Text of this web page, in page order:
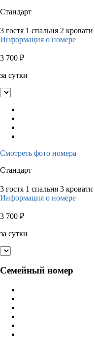
Стандарт
3 гостя 1 спальня 2 кровати
Информация о номере
3 700 ₽
за сутки
Смотреть фото номера
Стандарт
3 гостя 1 спальня 3 кровати
Информация о номере
3 700 ₽
за сутки
Семейный номер